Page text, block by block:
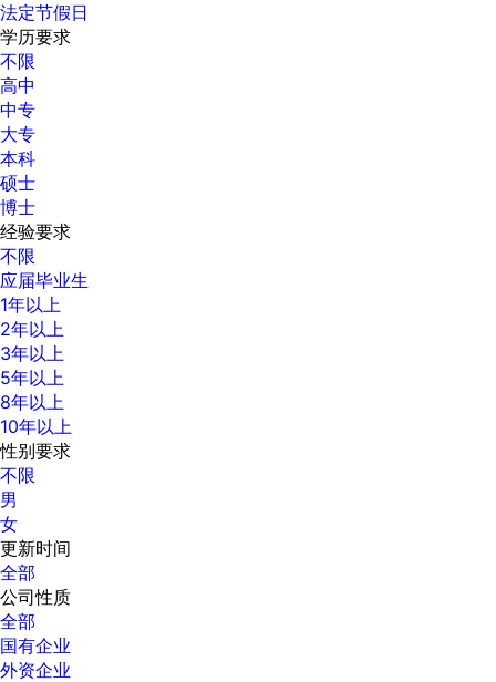
法定节假日
学历要求
不限
高中
中专
大专
本科
硕士
博士
经验要求
不限
应届毕业生
1年以上
2年以上
3年以上
5年以上
8年以上
10年以上
性别要求
不限
男
女
更新时间
全部
公司性质
全部
国有企业
外资企业